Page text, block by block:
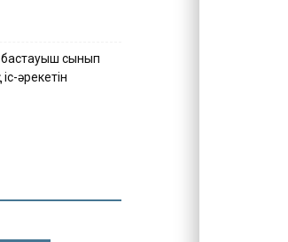
сынып
әрекетін